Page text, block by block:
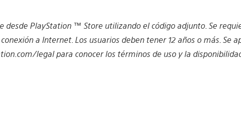
desde PlayStation ™ Store utilizando el código adjunto. Se
a Internet. Los usuarios deben tener 12 años o más. Se
legal para conocer los términos de uso y la disponibilidad